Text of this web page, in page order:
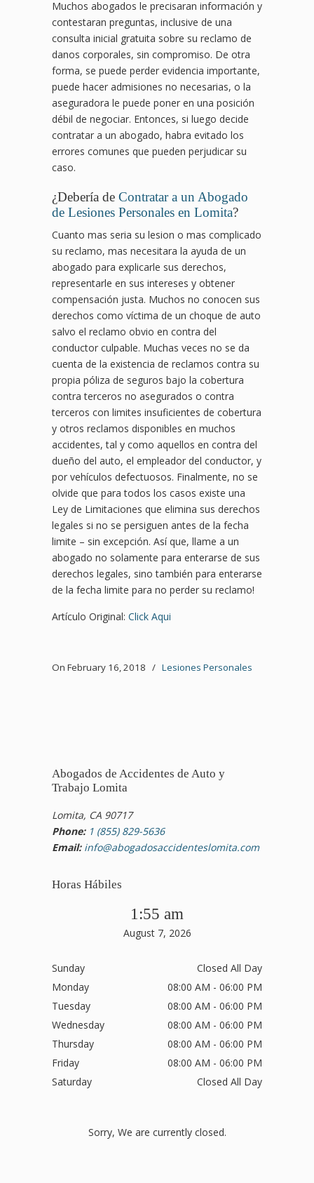
Muchos abogados le precisaran información y
contestaran preguntas, inclusive de una
consulta inicial gratuita sobre su reclamo de
danos corporales, sin compromiso. De otra
forma, se puede perder evidencia importante,
puede hacer admisiones no necesarias, o la
aseguradora le puede poner en una posición
débil de negociar. Entonces, si luego decide
contratar a un abogado, habra evitado los
errores comunes que pueden perjudicar su
caso.
¿Debería de Contratar a un Abogado
de Lesiones Personales en Lomita?
Cuanto mas seria su lesion o mas complicado
su reclamo, mas necesitara la ayuda de un
abogado para explicarle sus derechos,
representarle en sus intereses y obtener
compensación justa. Muchos no conocen sus
derechos como víctima de un choque de auto
salvo el reclamo obvio en contra del
conductor culpable. Muchas veces no se da
cuenta de la existencia de reclamos contra su
propia póliza de seguros bajo la cobertura
contra terceros no asegurados o contra
terceros con limites insuficientes de cobertura
y otros reclamos disponibles en muchos
accidentes, tal y como aquellos en contra del
dueño del auto, el empleador del conductor, y
por vehículos defectuosos. Finalmente, no se
olvide que para todos los casos existe una
Ley de Limitaciones que elimina sus derechos
legales si no se persiguen antes de la fecha
limite – sin excepción. Así que, llame a un
abogado no solamente para enterarse de sus
derechos legales, sino también para enterarse
de la fecha limite para no perder su reclamo!
Artículo Original: Click Aqui
On February 16, 2018 / Lesiones Personales
Abogados de Accidentes de Auto y
Trabajo Lomita
Lomita, CA 90717
Phone: 1 (855) 829-5636
Email: info@abogadosaccidenteslomita.com
Horas Hábiles
1:55 am
August 7, 2026
Sunday
Closed All Day
Monday
08:00 AM - 06:00 PM
Tuesday
08:00 AM - 06:00 PM
Wednesday
08:00 AM - 06:00 PM
Thursday
08:00 AM - 06:00 PM
Friday
08:00 AM - 06:00 PM
Saturday
Closed All Day
Sorry, We are currently closed.